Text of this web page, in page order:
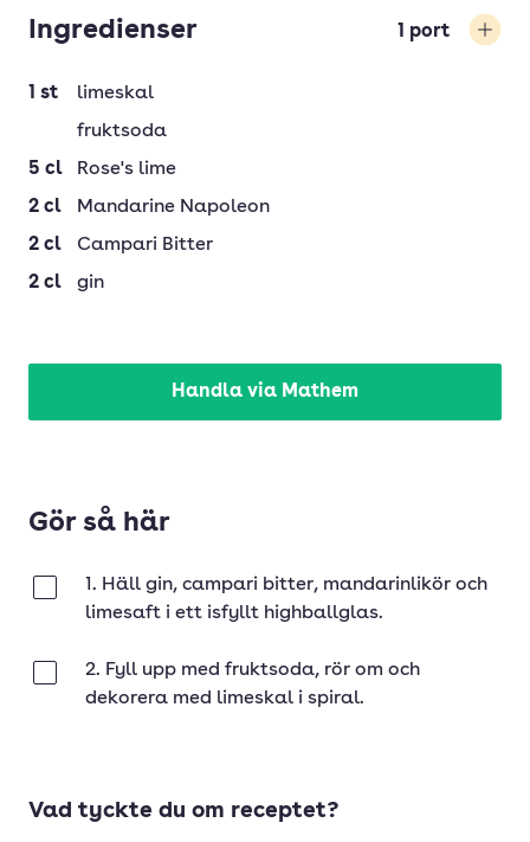
Ingredienser 1 port
1 st
limeskal
fruktsoda
5 cl
Rose's lime
2 cl
Mandarine Napoleon
2 cl
Campari Bitter
2 cl gin
Handla via Mathem
Gör så här
1. Häll gin, campari bitter, mandarinlikör och
limesaft i ett isfyllt highballglas.
2. Fyll upp med fruktsoda, rör om och
dekorera med limeskal i spiral.
Vad tyckte du om receptet?